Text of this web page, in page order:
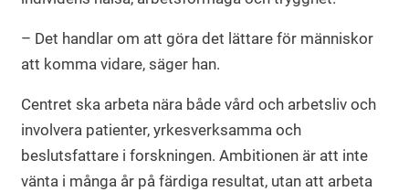
– Det handlar om att göra det lättare för människor
att komma vidare, säger han.
Centret ska arbeta nära både vård och arbetsliv och
involvera patienter, yrkesverksamma och
beslutsfattare i forskningen. Ambitionen är att inte
vänta i många år på färdiga resultat, utan att arbeta